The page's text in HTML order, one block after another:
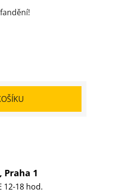
Praha 1
12-18 hod.